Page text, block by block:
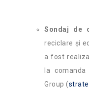
Sondaj de
reciclare și
a fost
la comanda
Group (